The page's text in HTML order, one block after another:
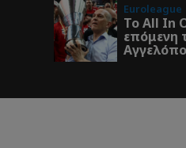
Euroleague
Το All In
επόμενη